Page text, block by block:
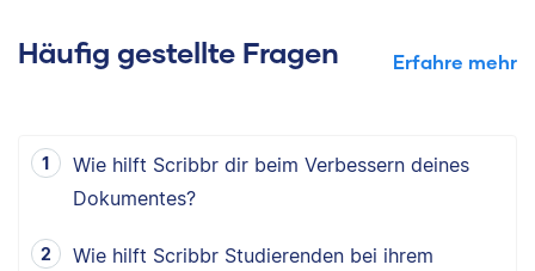
Häufig gestellte Fragen Erfahre mehr
Wie hilft Scribbr dir beim Verbessern deines
Dokumentes?
Wie hilft Scribbr Studierenden bei ihrem